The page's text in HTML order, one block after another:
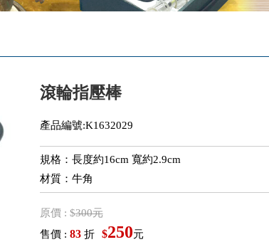
滾輪指壓棒
產品編號:K1632029
規格：長度約16cm 寬約2.9cm
材質：牛角
原價 : $300元
售價 : 83折 $250元